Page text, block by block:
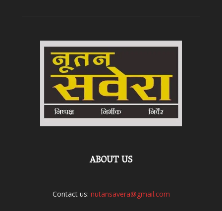
ABOUT US
Contact us: nutansavera@gmail.com